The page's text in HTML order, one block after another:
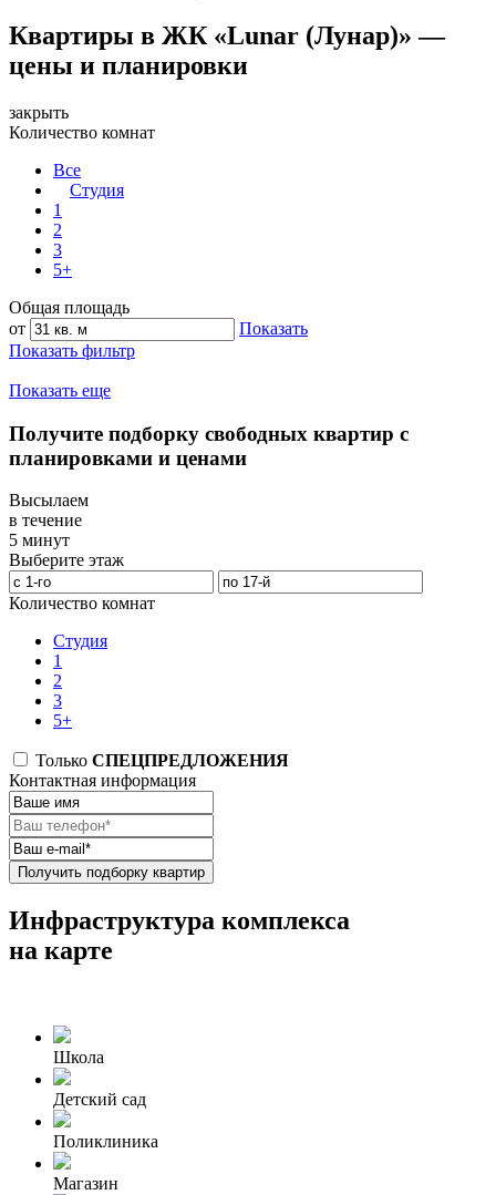
Квартиры в ЖК «Lunar (Лунар)» —
цены и планировки
закрыть
Количество комнат
Все
Студия
1
2
3
5+
Общая площадь
от
Показать
Показать фильтр
Показать еще
Получите подборку свободных квартир с
планировками и ценами
Высылаем
в течение
5 минут
Выберите этаж
Количество комнат
Студия
1
2
3
5+
Только СПЕЦПРЕДЛОЖЕНИЯ
Контактная информация
Получить подборку квартир
Инфраструктура комплекса
на карте
Школа
Детский сад
Поликлиника
Магазин